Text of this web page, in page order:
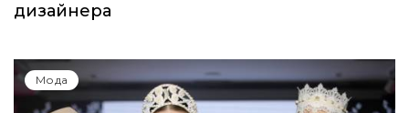
дизайнера
Мода